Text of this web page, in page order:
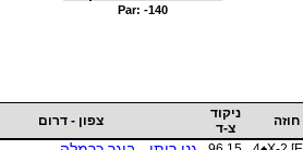
Par: -140
חוזה
ניקוד
צ-ד
צפון - דרום